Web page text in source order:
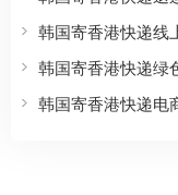
韩国寄香港快递线
韩国寄香港快递绿
韩国寄香港快递电